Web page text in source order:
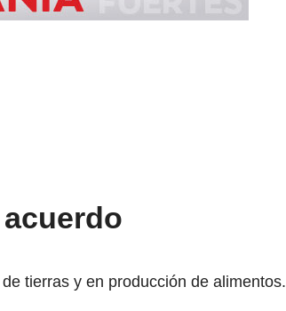
tierras y en producción de alimentos.